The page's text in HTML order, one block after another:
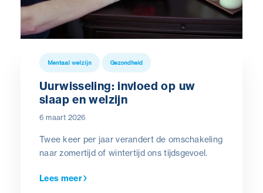
Mentaal welzijn Gezondheid
Uurwisseling: invloed op uw
slaap en welzijn
6 maart 2026
Twee keer per jaar verandert de omschakeling
naar zomertijd of wintertijd ons tijdsgevoel.
Lees meer